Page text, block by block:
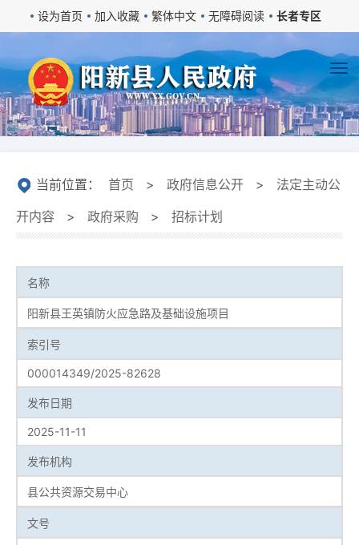
设为首页 加入收藏 繁体中文 无障碍阅读 长者专区
当前位置： 首页 > 政府信息公开 >
法定主动公
开内容
> 政府采购 > 招标计划
名称
阳新县王英镇防火应急路及基础设施项目
索引号
000014349/2025-82628
发布日期
2025-11-11
发布机构
县公共资源交易中心
文号